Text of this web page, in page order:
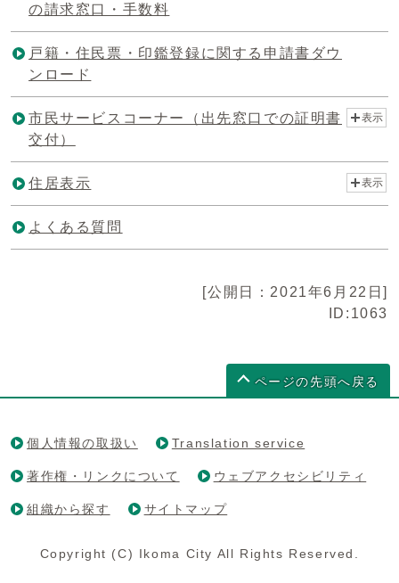
の請求窓口・手数料
戸籍・住民票・印鑑登録に関する申請書ダウ
ンロード
市民サービスコーナー（出先窓口での証明書
交付）
表示
住居表示 表示
よくある質問
[公開日：2021年6月22日]
ID:1063
ページの先頭へ戻る
個人情報の取扱い Translation service
著作権・リンクについて ウェブアクセシビリティ
組織から探す サイトマップ
Copyright (C) Ikoma City All Rights Reserved.